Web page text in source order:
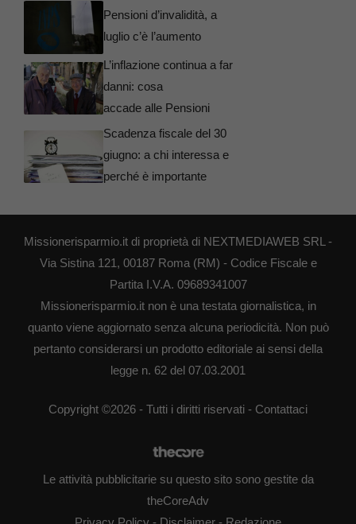
Pensioni d’invalidità, a
luglio c’è l’aumento
L’inflazione continua a far
danni: cosa
accade alle Pensioni
Scadenza fiscale del 30
giugno: a chi interessa e
perché è importante
Missionerisparmio.it di proprietà di NEXTMEDIAWEB SRL -
Via Sistina 121, 00187 Roma (RM) - Codice Fiscale e
Partita I.V.A. 09689341007
Missionerisparmio.it non è una testata giornalistica, in
quanto viene aggiornato senza alcuna periodicità. Non può
pertanto considerarsi un prodotto editoriale ai sensi della
legge n. 62 del 07.03.2001
Copyright ©2026 - Tutti i diritti riservati - Contattaci
Le attività pubblicitarie su questo sito sono gestite da
theCoreAdv